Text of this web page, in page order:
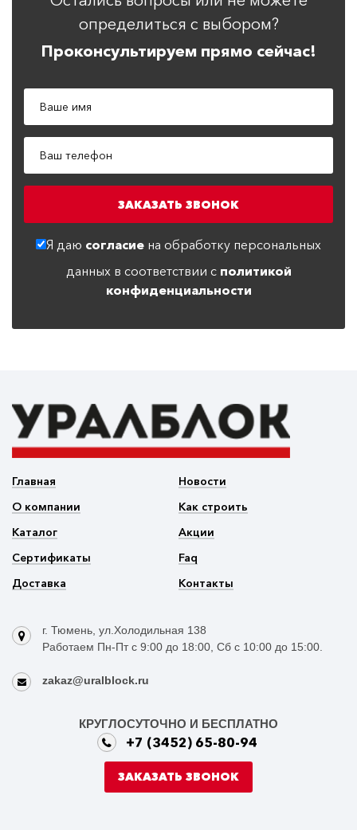
определиться с выбором?
Проконсультируем прямо сейчас!
Я даю согласие на обработку персональных
данных в соответствии с политикой
конфиденциальности
Главная
О компании
Каталог
Сертификаты
Доставка
Новости
Как строить
Акции
Faq
Контакты
г. Тюмень, ул.Холодильная 138
Работаем Пн-Пт с 9:00 до 18:00, Сб с 10:00 до 15:00.
zakaz@uralblock.ru
КРУГЛОСУТОЧНО И БЕСПЛАТНО
+7 (3452) 65-80-94
ЗАКАЗАТЬ ЗВОНОК